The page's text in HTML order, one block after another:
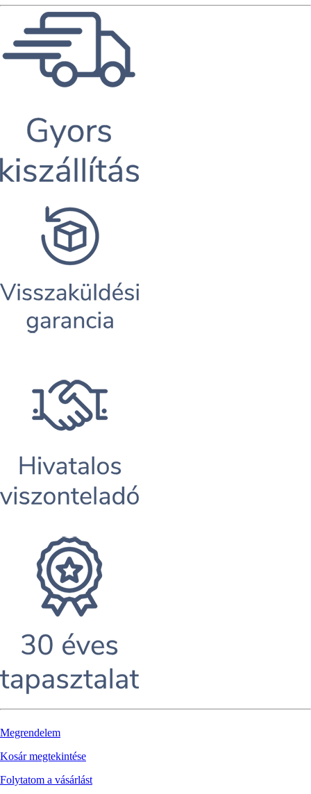
Megrendelem
Kosár megtekintése
Folytatom a vásárlást